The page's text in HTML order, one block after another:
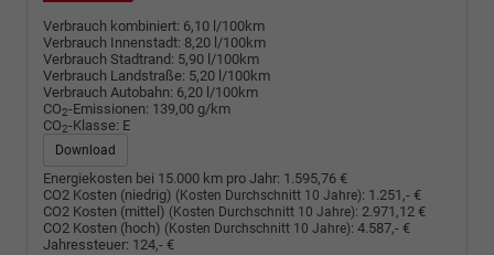
Verbrauch kombiniert: 6,10 l/100km
Verbrauch Innenstadt: 8,20 l/100km
Verbrauch Stadtrand: 5,90 l/100km
Verbrauch Landstraße: 5,20 l/100km
Verbrauch Autobahn: 6,20 l/100km
CO2-Emissionen: 139,00 g/km
CO2-Klasse: E
Download
Energiekosten bei 15.000 km pro Jahr: 1.595,76 €
CO2 Kosten (niedrig) (Kosten Durchschnitt 10 Jahre): 1.251,- €
CO2 Kosten (mittel) (Kosten Durchschnitt 10 Jahre): 2.971,12 €
CO2 Kosten (hoch) (Kosten Durchschnitt 10 Jahre): 4.587,- €
Jahressteuer: 124,- €